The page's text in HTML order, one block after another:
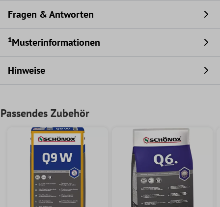
Fragen & Antworten
¹Musterinformationen
Hinweise
Passendes Zubehör